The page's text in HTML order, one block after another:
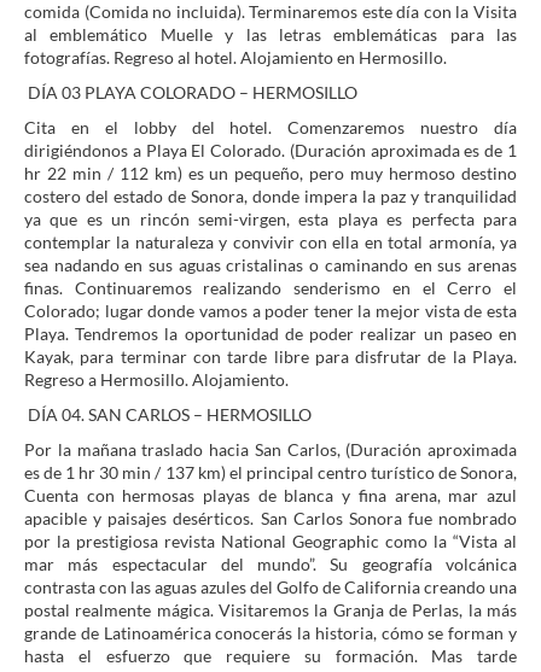
comida (Comida no incluida). Terminaremos este día con la Visita
al emblemático Muelle y las letras emblemáticas para las
fotografías. Regreso al hotel. Alojamiento en Hermosillo.
DÍA 03 PLAYA COLORADO – HERMOSILLO
Cita en el lobby del hotel. Comenzaremos nuestro día
dirigiéndonos a Playa El Colorado. (Duración aproximada es de 1
hr 22 min / 112 km) es un pequeño, pero muy hermoso destino
costero del estado de Sonora, donde impera la paz y tranquilidad
ya que es un rincón semi-virgen, esta playa es perfecta para
contemplar la naturaleza y convivir con ella en total armonía, ya
sea nadando en sus aguas cristalinas o caminando en sus arenas
finas. Continuaremos realizando senderismo en el Cerro el
Colorado; lugar donde vamos a poder tener la mejor vista de esta
Playa. Tendremos la oportunidad de poder realizar un paseo en
Kayak, para terminar con tarde libre para disfrutar de la Playa.
Regreso a Hermosillo. Alojamiento.
DÍA 04. SAN CARLOS – HERMOSILLO
Por la mañana traslado hacia San Carlos, (Duración aproximada
es de 1 hr 30 min / 137 km) el principal centro turístico de Sonora,
Cuenta con hermosas playas de blanca y fina arena, mar azul
apacible y paisajes desérticos. San Carlos Sonora fue nombrado
por la prestigiosa revista National Geographic como la “Vista al
mar más espectacular del mundo”. Su geografía volcánica
contrasta con las aguas azules del Golfo de California creando una
postal realmente mágica. Visitaremos la Granja de Perlas, la más
grande de Latinoamérica conocerás la historia, cómo se forman y
hasta el esfuerzo que requiere su formación. Mas tarde